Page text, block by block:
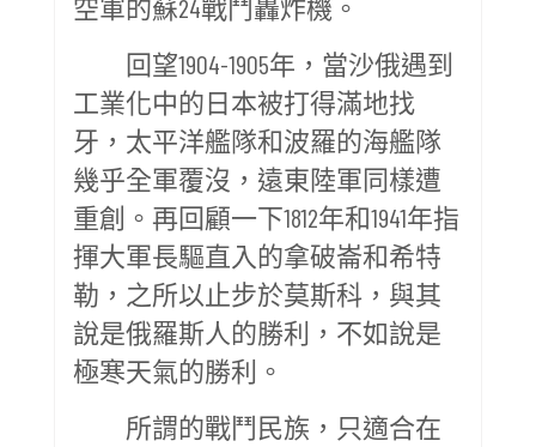
空軍的蘇24戰鬥轟炸機。
回望1904-1905年，當沙俄遇到
工業化中的日本被打得滿地找
牙，太平洋艦隊和波羅的海艦隊
幾乎全軍覆沒，遠東陸軍同樣遭
重創。再回顧一下1812年和1941年指
揮大軍長驅直入的拿破崙和希特
勒，之所以止步於莫斯科，與其
說是俄羅斯人的勝利，不如說是
極寒天氣的勝利。
所謂的戰鬥民族，只適合在